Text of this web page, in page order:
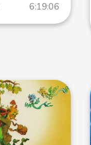
6:19:06